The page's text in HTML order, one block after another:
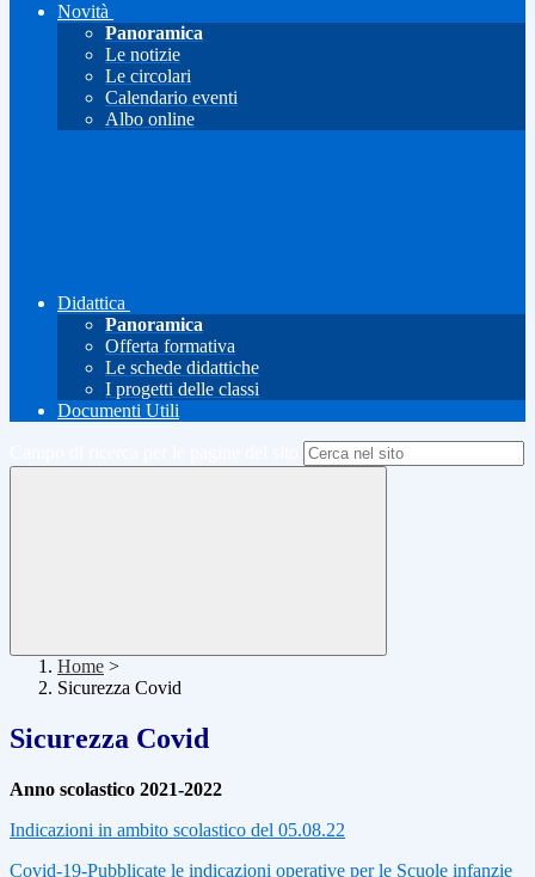
Novità
Panoramica
Le notizie
Le circolari
Calendario eventi
Albo online
Didattica
Panoramica
Offerta formativa
Le schede didattiche
I progetti delle classi
Documenti Utili
Home >
Sicurezza Covid
Sicurezza Covid
Anno scolastico 2021-2022
Indicazioni in ambito scolastico del 05.08.22
Covid-19-Pubblicate le indicazioni operative per le Scuole infanzie